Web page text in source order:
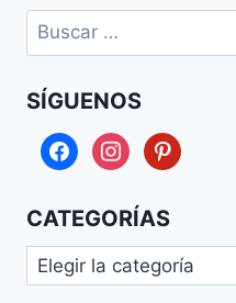
Buscar:
SÍGUENOS
facebookinstagrampinterest
CATEGORÍAS
Categorías